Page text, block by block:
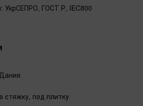
УкрСЕПРО, ГОСТ Р, IEC800
Дания
в стяжку, под плитку